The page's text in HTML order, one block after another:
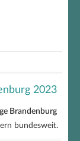
2023
Brandenburg
bundesweit.